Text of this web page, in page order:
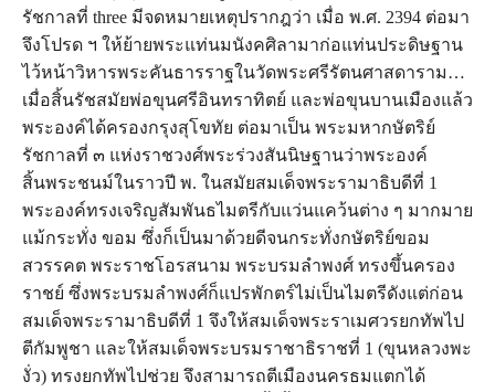
รัชกาลที่ three มีจดหมายเหตุปรากฎว่า เมื่อ พ.ศ. 2394 ต่อมา
จึงโปรด ฯ ให้ย้ายพระแท่นมนังคศิลามาก่อแท่นประดิษฐาน
ไว้หน้าวิหารพระคันธารราฐในวัดพระศรีรัตนศาสดาราม…
เมื่อสิ้นรัชสมัยพ่อขุนศรีอินทราทิตย์ และพ่อขุนบานเมืองแล้ว
พระองค์ได้ครองกรุงสุโขทัย ต่อมาเป็น พระมหากษัตริย์
รัชกาลที่ ๓ แห่งราชวงศ์พระร่วงสันนิษฐานว่าพระองค์
สิ้นพระชนม์ในราวปี พ. ในสมัยสมเด็จพระรามาธิบดีที่ 1
พระองค์ทรงเจริญสัมพันธไมตรีกับแว่นแคว้นต่าง ๆ มากมาย
แม้กระทั่ง ขอม ซึ่งก็เป็นมาด้วยดีจนกระทั่งกษัตริย์ขอม
สวรรคต พระราชโอรสนาม พระบรมลำพงศ์ ทรงขึ้นครอง
ราชย์ ซึ่งพระบรมลำพงศ์ก็แปรพักตร์ไม่เป็นไมตรีดังแต่ก่อน
สมเด็จพระรามาธิบดีที่ 1 จึงให้สมเด็จพระราเมศวรยกทัพไป
ตีกัมพูชา และให้สมเด็จพระบรมราชาธิราชที่ 1 (ขุนหลวงพะ
งั่ว) ทรงยกทัพไปช่วย จึงสามารถตีเมืองนครธมแตกได้